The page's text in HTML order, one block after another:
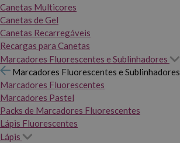
Canetas Multicores
Canetas de Gel
Canetas Recarregáveis
Recargas para Canetas
Marcadores Fluorescentes e Sublinhadores
Marcadores Fluorescentes e Sublinhadores
Marcadores Fluorescentes
Marcadores Pastel
Packs de Marcadores Fluorescentes
Lápis Fluorescentes
Lápis